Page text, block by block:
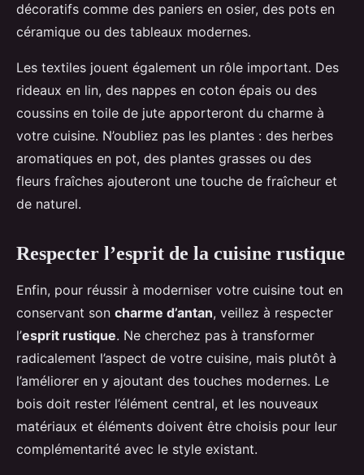
décoratifs comme des paniers en osier, des pots en
céramique ou des tableaux modernes.
Les textiles jouent également un rôle important. Des
rideaux en lin, des nappes en coton épais ou des
coussins en toile de jute apporteront du charme à
votre cuisine. N’oubliez pas les plantes : des herbes
aromatiques en pot, des plantes grasses ou des
fleurs fraîches ajouteront une touche de fraîcheur et
de naturel.
Respecter l’esprit de la cuisine rustique
Enfin, pour réussir à moderniser votre cuisine tout en
conservant son charme d’antan, veillez à respecter
l’esprit rustique. Ne cherchez pas à transformer
radicalement l’aspect de votre cuisine, mais plutôt à
l’améliorer en y ajoutant des touches modernes. Le
bois doit rester l’élément central, et les nouveaux
matériaux et éléments doivent être choisis pour leur
complémentarité avec le style existant.